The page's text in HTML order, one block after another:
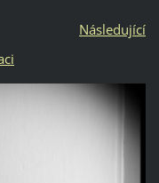
Následující